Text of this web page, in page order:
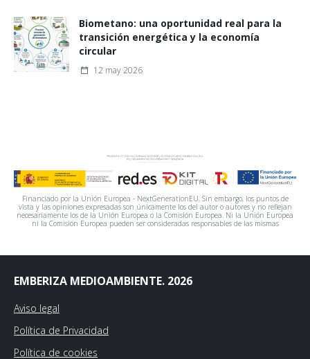
Biometano: una oportunidad real para la
transición energética y la economía
circular
12 may 2026
Financiado por la Unión Europea - NextGenerationEU. Sin embargo, los puntos de
vista y las opiniones expresadas son únicamente los del autor o autores y no reflejan
necesariamente los de la Unión Europea o la Comisión Europea. Ni la Unión Europea
ni la Comisión Europea pueden ser consideradas responsables de las mismas
EMBERIZA MEDIOAMBIENTE. 2026
Aviso legal
Política de Privacidad
Política de cookies